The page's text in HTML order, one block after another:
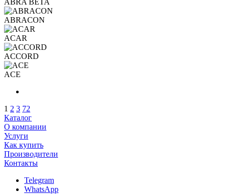
ABRACON
ACAR
ACCORD
ACE
1 2 3 72
Каталог
О компании
Услуги
Как купить
Производители
Контакты
Telegram
WhatsApp